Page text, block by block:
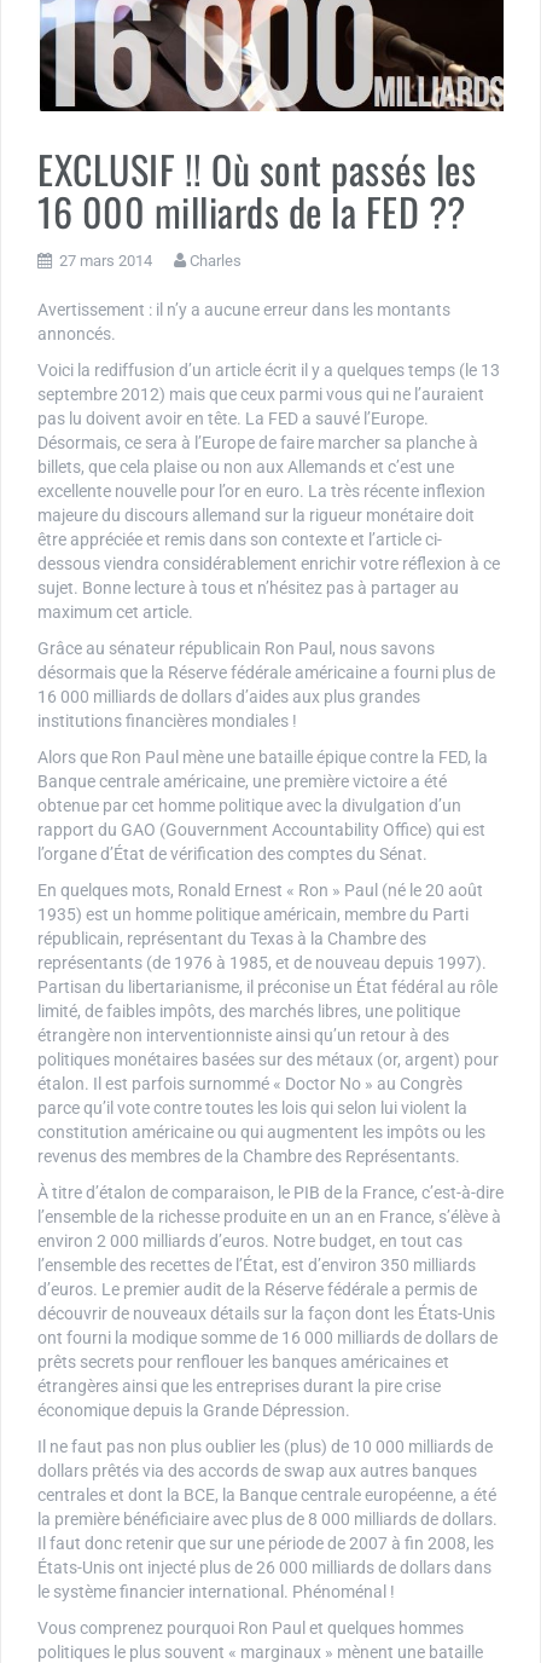
EXCLUSIF !! Où sont passés les
16 000 milliards de la FED ??
27 mars 2014 Charles
Avertissement : il n’y a aucune erreur dans les montants
annoncés.
Voici la rediffusion d’un article écrit il y a quelques temps (le 13
septembre 2012) mais que ceux parmi vous qui ne l’auraient
pas lu doivent avoir en tête. La FED a sauvé l’Europe.
Désormais, ce sera à l’Europe de faire marcher sa planche à
billets, que cela plaise ou non aux Allemands et c’est une
excellente nouvelle pour l’or en euro. La très récente inflexion
majeure du discours allemand sur la rigueur monétaire doit
être appréciée et remis dans son contexte et l’article ci-
dessous viendra considérablement enrichir votre réflexion à ce
sujet. Bonne lecture à tous et n’hésitez pas à partager au
maximum cet article.
Grâce au sénateur républicain Ron Paul, nous savons
désormais que la Réserve fédérale américaine a fourni plus de
16 000 milliards de dollars d’aides aux plus grandes
institutions financières mondiales !
Alors que Ron Paul mène une bataille épique contre la FED, la
Banque centrale américaine, une première victoire a été
obtenue par cet homme politique avec la divulgation d’un
rapport du GAO (Gouvernment Accountability Office) qui est
l’organe d’État de vérification des comptes du Sénat.
En quelques mots, Ronald Ernest « Ron » Paul (né le 20 août
1935) est un homme politique américain, membre du Parti
républicain, représentant du Texas à la Chambre des
représentants (de 1976 à 1985, et de nouveau depuis 1997).
Partisan du libertarianisme, il préconise un État fédéral au rôle
limité, de faibles impôts, des marchés libres, une politique
étrangère non interventionniste ainsi qu’un retour à des
politiques monétaires basées sur des métaux (or, argent) pour
étalon. Il est parfois surnommé « Doctor No » au Congrès
parce qu’il vote contre toutes les lois qui selon lui violent la
constitution américaine ou qui augmentent les impôts ou les
revenus des membres de la Chambre des Représentants.
À titre d’étalon de comparaison, le PIB de la France, c’est-à-dire
l’ensemble de la richesse produite en un an en France, s’élève à
environ 2 000 milliards d’euros. Notre budget, en tout cas
l’ensemble des recettes de l’État, est d’environ 350 milliards
d’euros. Le premier audit de la Réserve fédérale a permis de
découvrir de nouveaux détails sur la façon dont les États-Unis
ont fourni la modique somme de 16 000 milliards de dollars de
prêts secrets pour renflouer les banques américaines et
étrangères ainsi que les entreprises durant la pire crise
économique depuis la Grande Dépression.
Il ne faut pas non plus oublier les (plus) de 10 000 milliards de
dollars prêtés via des accords de swap aux autres banques
centrales et dont la BCE, la Banque centrale européenne, a été
la première bénéficiaire avec plus de 8 000 milliards de dollars.
Il faut donc retenir que sur une période de 2007 à fin 2008, les
États-Unis ont injecté plus de 26 000 milliards de dollars dans
le système financier international. Phénoménal !
Vous comprenez pourquoi Ron Paul et quelques hommes
politiques le plus souvent « marginaux » mènent une bataille